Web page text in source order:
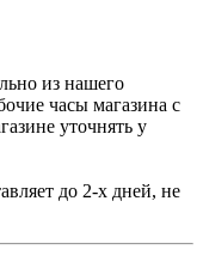
из нашего
часы магазина с
уточнять у
до 2-х дней, не